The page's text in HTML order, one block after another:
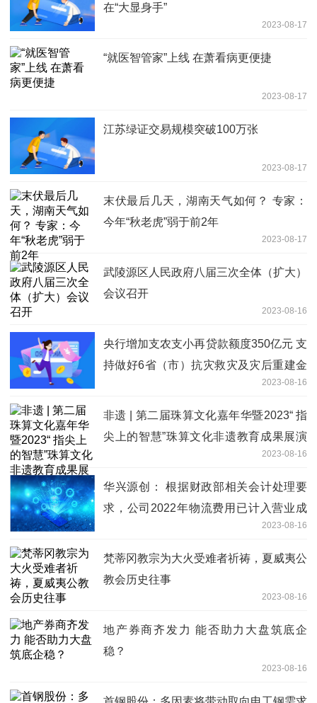
在“大显身手”
2023-08-17
“就医智管家”上线 在萧看病更便捷
2023-08-17
江苏绿证交易规模突破100万张
2023-08-17
末伏最后几天，湖南天气如何？ 专家：
今年“秋老虎”弱于前2年
2023-08-17
武陵源区人民政府八届三次全体（扩大）
会议召开
2023-08-16
央行增加支农支小再贷款额度350亿元 支
持做好6省（市）抗灾救灾及灾后重建金
2023-08-16
非遗 | 第二届珠算文化嘉年华暨2023“ 指
尖上的智慧”珠算文化非遗教育成果展演
2023-08-16
华兴源创： 根据财政部相关会计处理要
求，公司2022年物流费用已计入营业成
2023-08-16
梵蒂冈教宗为大火受难者祈祷，夏威夷公
教会历史往事
2023-08-16
地产券商齐发力 能否助力大盘筑底企
稳？
2023-08-16